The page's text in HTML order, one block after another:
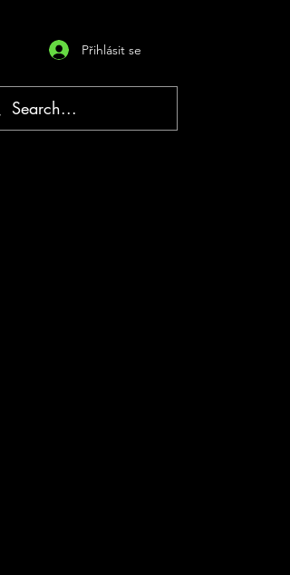
Přihlásit se